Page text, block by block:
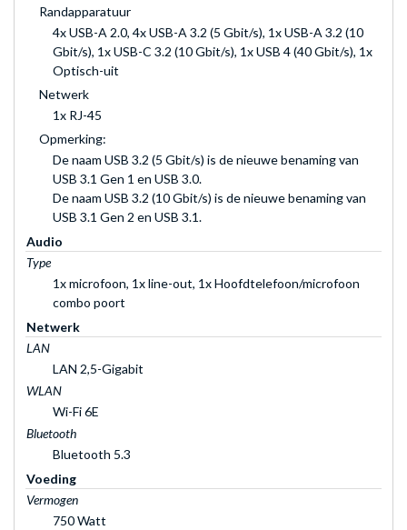
Randapparatuur
4x USB-A 2.0, 4x USB-A 3.2 (5 Gbit/s), 1x USB-A 3.2 (10
Gbit/s), 1x USB-C 3.2 (10 Gbit/s), 1x USB 4 (40 Gbit/s), 1x
Optisch-uit
Netwerk
1x RJ-45
Opmerking:
De naam USB 3.2 (5 Gbit/s) is de nieuwe benaming van
USB 3.1 Gen 1 en USB 3.0.
De naam USB 3.2 (10 Gbit/s) is de nieuwe benaming van
USB 3.1 Gen 2 en USB 3.1.
Audio
Type
1x microfoon, 1x line-out, 1x Hoofdtelefoon/microfoon
combo poort
Netwerk
LAN
LAN 2,5-Gigabit
WLAN
Wi-Fi 6E
Bluetooth
Bluetooth 5.3
Voeding
Vermogen
750 Watt